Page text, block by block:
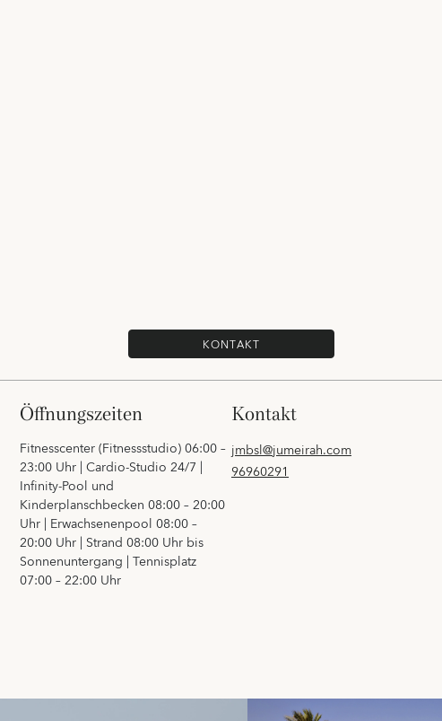
KONTAKT
öffnungszeiten
Fitnesscenter (Fitnessstudio) 06:00 –
23:00 Uhr | Cardio-Studio 24/7 |
Infinity-Pool und
Kinderplanschbecken 08:00 – 20:00
Uhr | Erwachsenenpool 08:00 –
20:00 Uhr | Strand 08:00 Uhr bis
Sonnenuntergang | Tennisplatz
07:00 – 22:00 Uhr
kontakt
jmbsl@jumeirah.com
96960291